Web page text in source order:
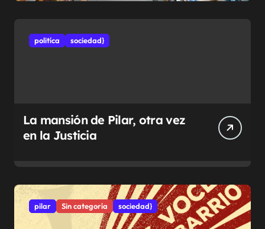
politíca sociedad}
La mansión de Pilar, otra vez
en la Justicia
pilar Sin categoría sociedad}